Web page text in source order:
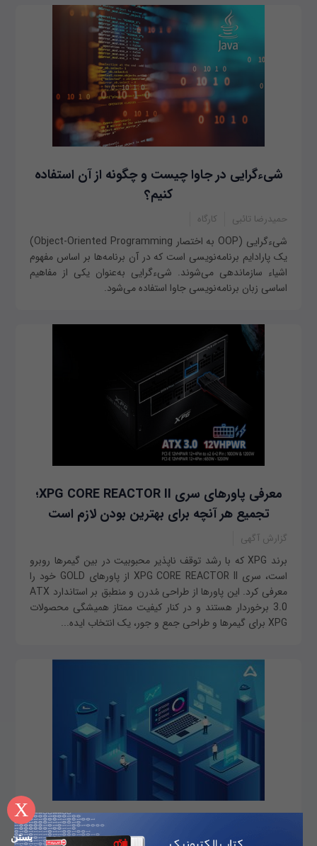
X
بستن
شیءگرایی در جاوا چیست و چگونه از آن استفاده
کنیم؟
حمیدرضا تائبی کارگاه
شیءگرایی (OOP به اختصار Object-Oriented Programming)
یک پارادایم برنامه‌نویسی است که در آن برنامه‌ها بر اساس مفهوم
اشیاء سازماندهی می‌شوند. شیءگرایی به‌عنوان یکی از مفاهیم
اساسی زبان برنامه‌نویسی جاوا استفاده می‌شود.
معرفی پاورهای سری XPG CORE REACTOR II؛
تجمیع هر آنچه برای بهترین بودن لازم است
گزارش آگهی
برند XPG که با رشد توقف ناپذیر محبوبیت در بین گیمرها روبرو
است، سری XPG CORE REACTOR II از پاورهای GOLD خود را
معرفی کرد. این پاورها از طراحی مُدرن و منطبق بر استاندارد ATX
3.0 برخوردار هستند و در کنار کیفیت ممتاز همیشگی محصولات
XPG برای گیمرها و طراحی جمع و جور، یک انتخاب ایده...
چگونه از جاوا برای برنامه‌نویسی بلاک‌چین استفاده